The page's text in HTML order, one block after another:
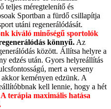
teljes méregtelenítő és
Sportban a fürdő csillapítja
utáni regenerálódását.
kiváló minőségű sportolók
könnyű. Az
között. Állítsa helyre a
edzés után. Gyors helyreállítás
mert a verseny
keményen edzünk. A
kell lennie, hogy a hét
A terápia maximális hatása